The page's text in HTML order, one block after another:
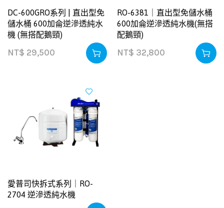
DC-600GRO系列 | 直出型免
儲水桶 600加侖逆滲透純水
機 (無搭配鵝頸)
NT$ 29,500
RO-6381｜直出型免儲水桶
600加侖逆滲透純水機(無搭
配鵝頸)
NT$ 32,800
愛普司快拆式系列｜RO-
2704 逆滲透純水機